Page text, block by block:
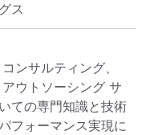
ス
ンサルティング、
ウトソーシング サ
ての専門知識と技術
フォーマンス実現に